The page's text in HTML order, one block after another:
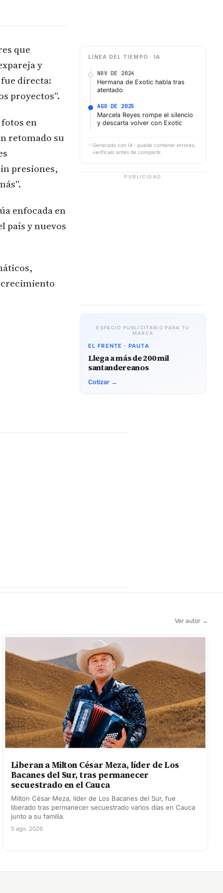
que
y
directa:
proyectos”.
en
retomado su
presiones,
enfocada en
país y nuevos
LÍNEA DEL TIEMPO · IA
NOV DE 2024
Hermana de Exotic habla tras
atentado
AGO DE 2025
Marcela Reyes rompe el silencio
y descarta volver con Exotic
✨ Generado con IA · puede contener errores,
verifícalo antes de compartir.
PUBLICIDAD
ESPACIO PUBLICITARIO PARA TU
MARCA
EL FRENTE · PAUTA
Llega a más de 200 mil
santandereanos
Cotizar →
Ver autor →
Liberan a Milton César Meza, líder de Los
Bacanes del Sur, tras permanecer
secuestrado en el Cauca
Milton César Meza, líder de Los Bacanes del Sur, fue
liberado tras permanecer secuestrado varios días en Cauca
junto a su familia.
5 ago. 2026